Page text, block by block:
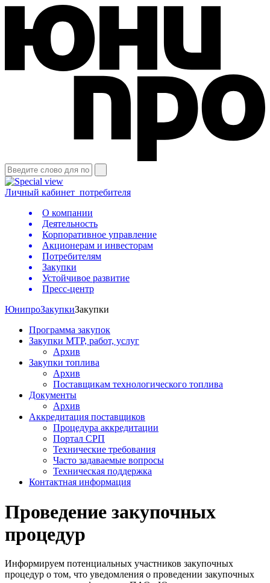
Личный кабинет потребителя
О компании
Деятельность
Корпоративное управление
Акционерам и инвесторам
Потребителям
Закупки
Устойчивое развитие
Пресс-центр
ЮнипроЗакупкиЗакупки
Программа закупок
Закупки МТР, работ, услуг
Архив
Закупки топлива
Архив
Поставщикам технологического топлива
Документы
Архив
Аккредитация поставщиков
Процедура аккредитации
Портал СРП
Технические требования
Часто задаваемые вопросы
Техническая поддержка
Контактная информация
Проведение закупочных
процедур
Информируем потенциальных участников закупочных
процедур о том, что уведомления о проведении закупочных